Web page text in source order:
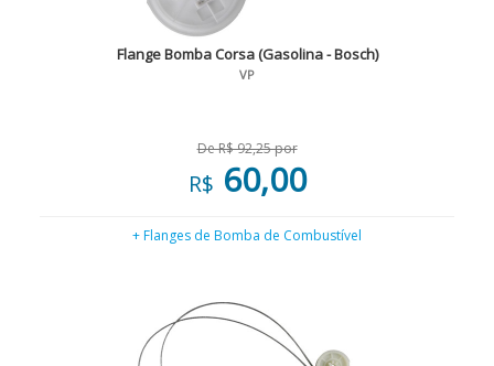
Flange Bomba Corsa (Gasolina - Bosch)
VP
De R$ 92,25 por
R$ 60,00
+ Flanges de Bomba de Combustível